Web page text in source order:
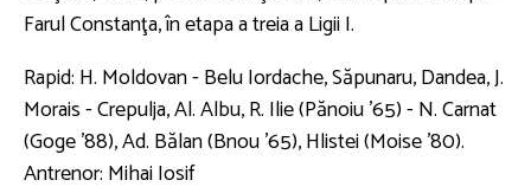
Farul Constanţa, în etapa a treia a Ligii I.
Rapid: H. Moldovan - Belu Iordache, Săpunaru, Dandea, J.
Morais - Crepulja, Al. Albu, R. Ilie (Pănoiu '65) - N. Carnat
(Goge '88), Ad. Bălan (Bnou '65), Hlistei (Moise '80).
Antrenor: Mihai Iosif